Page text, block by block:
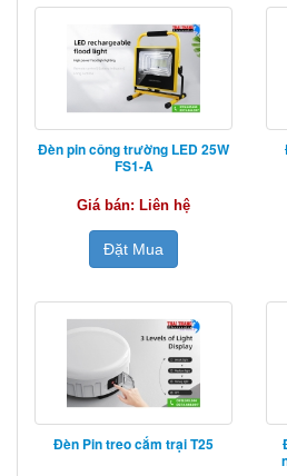
Đèn pin công trường LED 25W
FS1-A
Giá bán: Liên hệ
Đặt Mua
Đèn Pin treo cắm trại T25